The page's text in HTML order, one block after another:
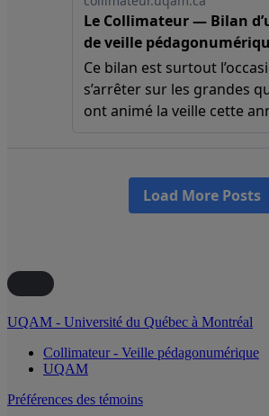
UQAM - Université du Québec à Montréal
Collimateur - Veille pédagonumérique
UQAM
Préférences des témoins